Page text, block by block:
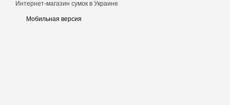
Интернет-магазин сумок в Украине
Мобильная версия